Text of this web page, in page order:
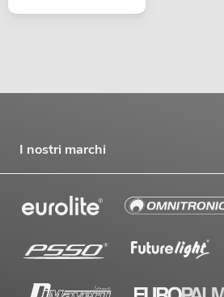
I nostri marchi